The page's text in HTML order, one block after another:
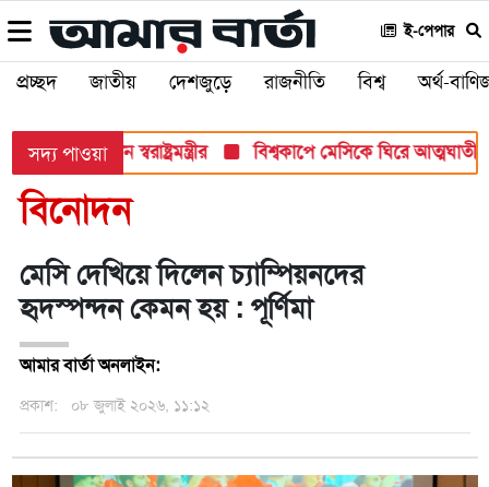
ই-পেপার
প্রচ্ছদ জাতীয় দেশজুড়ে রাজনীতি বিশ্ব অর্থ-
সদ্য পাওয়া
প্রতি আহ্বান স্বরাষ্ট্রমন্ত্রীর বিশ্বকাপে মেসিকে ঘিরে আত্মঘাতী
বিনোদন
মেসি দেখিয়ে দিলেন চ্যাম্পিয়নদের
হৃদস্পন্দন কেমন হয় : পূর্ণিমা
আমার বার্তা অনলাইন:
প্রকাশ: ০৮ জুলাই ২০২৬, ১১:১২